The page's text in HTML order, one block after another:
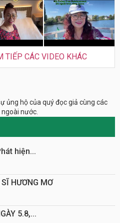
TIẾP CÁC VIDEO KHÁC
ủng hộ của quý đọc giả cùng các
nước.
hiện...
HƯƠNG MƠ
5.8,...